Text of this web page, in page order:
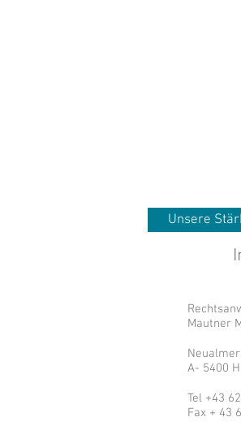
Unsere
Mautner
A- 5400
Tel +43
Fax + 43